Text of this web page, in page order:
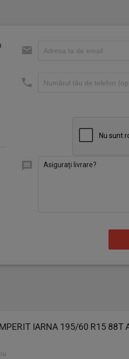
IARNA 195/60 R15 88T